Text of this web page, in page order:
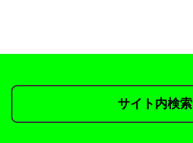
サイト内検索